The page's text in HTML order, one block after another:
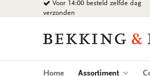
naar
Voor 14:00 besteld zelfde dag
verzonden
Bekking
Blitz
Uitgevers
Home Assortiment (current)